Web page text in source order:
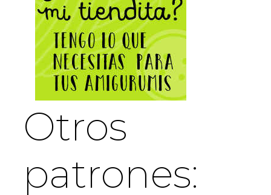
Otros
patrones: